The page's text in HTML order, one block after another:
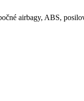
airbagy, ABS,